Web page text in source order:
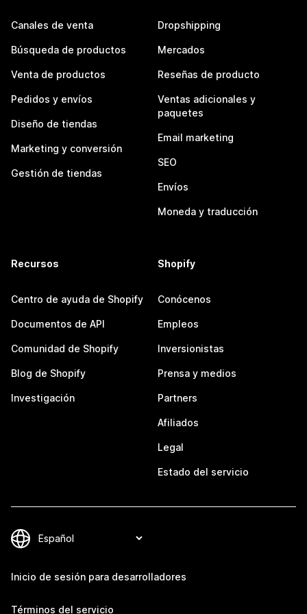
Canales de venta
Búsqueda de productos
Venta de productos
Pedidos y envíos
Diseño de tiendas
Marketing y conversión
Gestión de tiendas
Dropshipping
Mercados
Reseñas de producto
Ventas adicionales y
paquetes
Email marketing
SEO
Envíos
Moneda y traducción
Recursos
Centro de ayuda de Shopify
Documentos de API
Comunidad de Shopify
Blog de Shopify
Investigación
Shopify
Conócenos
Empleos
Inversionistas
Prensa y medios
Partners
Afiliados
Legal
Estado del servicio
Inicio de sesión para desarrolladores
Términos del servicio